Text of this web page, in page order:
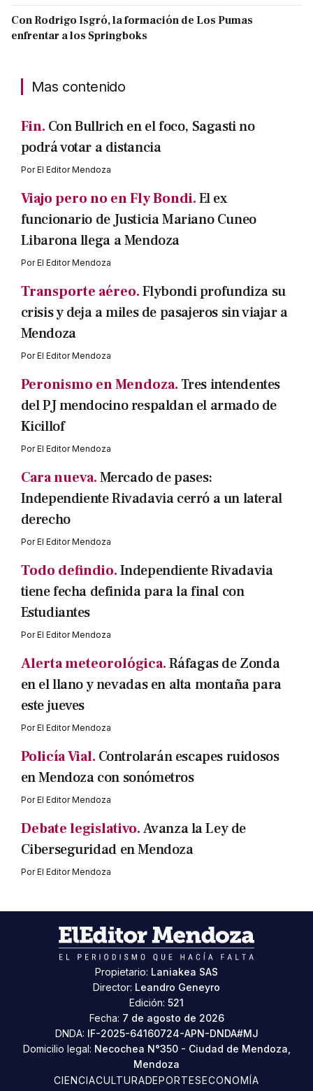
Con Rodrigo Isgró, la formación de Los Pumas
enfrentar a los Springboks
Mas contenido
Fin. Con Bullrich en el foco, Sagasti no
podrá votar a distancia
PorEl Editor Mendoza
Viajo pero no en Fly Bondi.El ex
funcionario de Justicia Mariano Cuneo
Libarona llega a Mendoza
PorEl Editor Mendoza
Transporte aéreo.Flybondi profundiza su
crisis y deja a miles de pasajeros sin viajar a
Mendoza
PorEl Editor Mendoza
Peronismo en Mendoza. Tres intendentes
del PJ mendocino respaldan el armado de
Kicillof
PorEl Editor Mendoza
Cara nueva.Mercado de pases:
Independiente Rivadavia cerró a un lateral
derecho
PorEl Editor Mendoza
Todo defindio.Independiente Rivadavia
tiene fecha definida para la final con
Estudiantes
PorEl Editor Mendoza
Alerta meteorológica.Ráfagas de Zonda
en el llano y nevadas en alta montaña para
este jueves
PorEl Editor Mendoza
Policía Vial. Controlarán escapes ruidosos
en Mendoza con sonómetros
PorEl Editor Mendoza
Debate legislativo.Avanza la Ley de
Ciberseguridad en Mendoza
PorEl Editor Mendoza
Propietario: Laniakea SAS
Director: Leandro Geneyro
Edición: 521
Fecha: 7 de agosto de 2026
DNDA: IF-2025-64160724-APN-DNDA#MJ
Domicilio legal: Necochea N°350 - Ciudad de Mendoza,
Mendoza
CIENCIACULTURADEPORTESECONOMÍA